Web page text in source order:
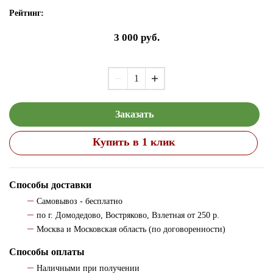
Рейтинг:
3 000 руб.
Заказать
Купить в 1 клик
Способы доставки
Самовывоз - бесплатно
по г. Домодедово, Востряково, Взлетная от 250 р.
Москва и Московская область (по договоренности)
Способы оплаты
Наличными при получении